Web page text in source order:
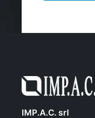
IMP.A.C. srl